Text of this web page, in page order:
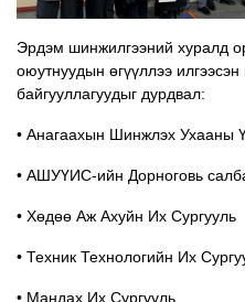
Эрдэм шинжилгээний хуралд
оюутнуудын өгүүллээ
байгууллагуудыг дурдвал:
• Анагаахын Шинжлэх Ухааны
• АШУҮИС-ийн Дорноговь
• Хөдөө Аж Ахуйн Их Сургууль
• Техник Технологийн Их
• Мандах Их Сургууль